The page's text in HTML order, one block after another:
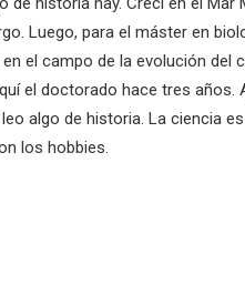
Luego, para el máster en
el campo de la evolución del
el doctorado hace tres años.
algo de historia. La ciencia
los hobbies.